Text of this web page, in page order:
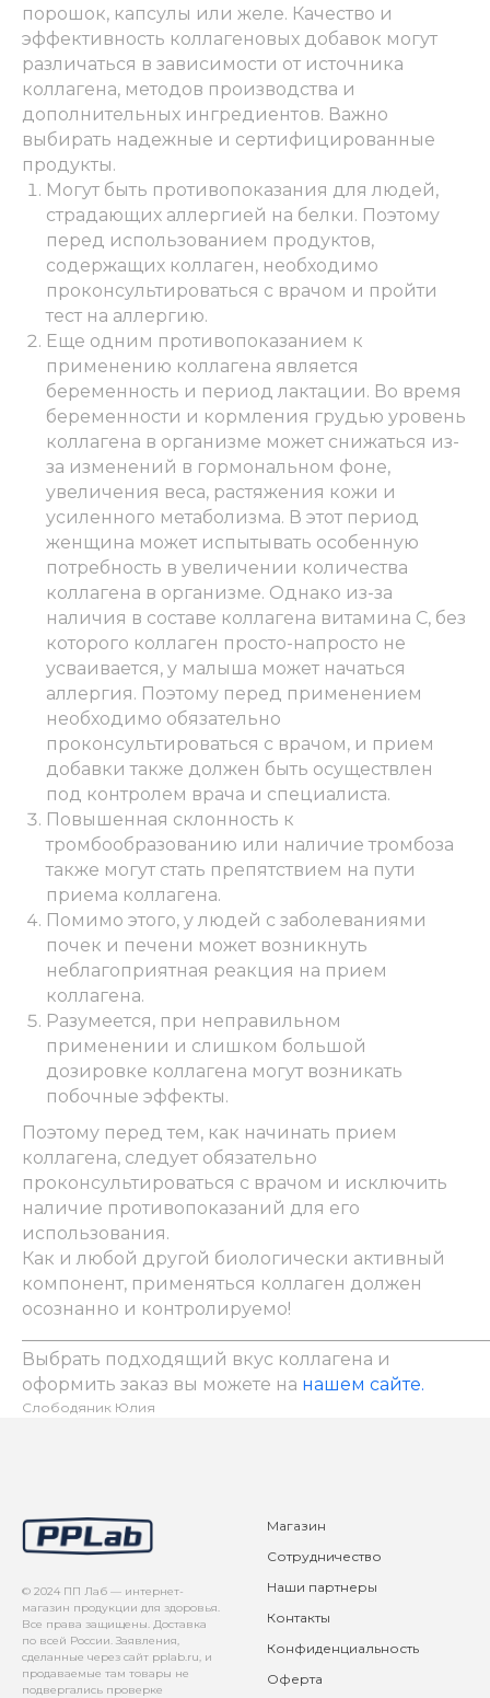
порошок, капсулы или желе. Качество и
эффективность коллагеновых добавок могут
различаться в зависимости от источника
коллагена, методов производства и
дополнительных ингредиентов. Важно
выбирать надежные и сертифицированные
продукты.
Могут быть противопоказания для людей,
страдающих аллергией на белки. Поэтому
перед использованием продуктов,
содержащих коллаген, необходимо
проконсультироваться с врачом и пройти
тест на аллергию.
Еще одним противопоказанием к
применению коллагена является
беременность и период лактации. Во время
беременности и кормления грудью уровень
коллагена в организме может снижаться из-
за изменений в гормональном фоне,
увеличения веса, растяжения кожи и
усиленного метаболизма. В этот период
женщина может испытывать особенную
потребность в увеличении количества
коллагена в организме. Однако из-за
наличия в составе коллагена витамина С, без
которого коллаген просто-напросто не
усваивается, у малыша может начаться
аллергия. Поэтому перед применением
необходимо обязательно
проконсультироваться с врачом, и прием
добавки также должен быть осуществлен
под контролем врача и специалиста.
Повышенная склонность к
тромбообразованию или наличие тромбоза
также могут стать препятствием на пути
приема коллагена.
Помимо этого, у людей с заболеваниями
почек и печени может возникнуть
неблагоприятная реакция на прием
коллагена.
Разумеется, при неправильном
применении и слишком большой
дозировке коллагена могут возникать
побочные эффекты.
Поэтому перед тем, как начинать прием
коллагена, следует обязательно
проконсультироваться с врачом и исключить
наличие противопоказаний для его
использования.
Как и любой другой биологически активный
компонент, применяться коллаген должен
осознанно и контролируемо!
Выбрать подходящий вкус коллагена и
оформить заказ вы можете на нашем сайте.
Слободяник Юлия
© 2024 ПП Лаб — интернет-
магазин продукции для здоровья.
Все права защищены. Доставка
по всей России. Заявления,
сделанные через сайт pplab.ru, и
продаваемые там товары не
подвергались проверке
Магазин
Сотрудничество
Наши партнеры
Контакты
Конфиденциальность
Оферта